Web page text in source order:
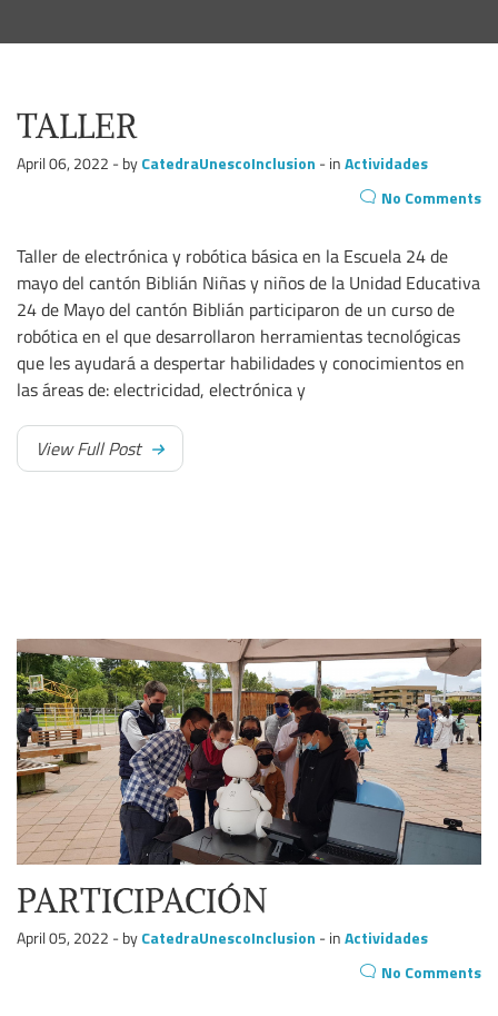
TALLER
April 06, 2022 - byCatedraUnescoInclusion - inActividades
No Comments
Taller de electrónica y robótica básica en la Escuela 24 de
mayo del cantón Biblián Niñas y niños de la Unidad Educativa
24 de Mayo del cantón Biblián participaron de un curso de
robótica en el que desarrollaron herramientas tecnológicas
que les ayudará a despertar habilidades y conocimientos en
las áreas de: electricidad, electrónica y
View Full Post
PARTICIPACIÓN
April 05, 2022 - byCatedraUnescoInclusion - inActividades
No Comments